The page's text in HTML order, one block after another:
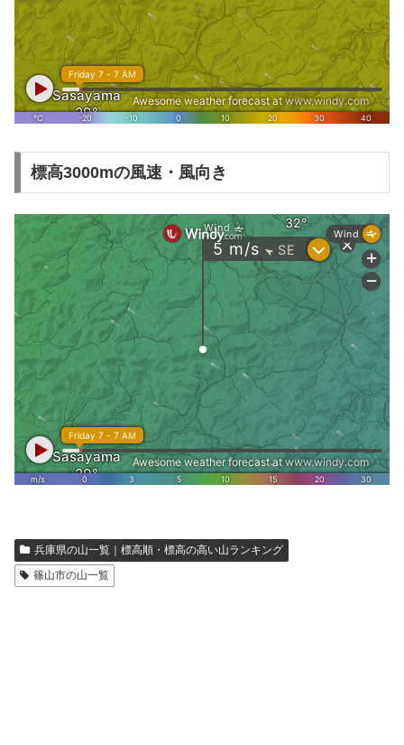
標高3000mの風速・風向き
兵庫県の山一覧｜標高順・標高の高い山ランキング
篠山市の山一覧